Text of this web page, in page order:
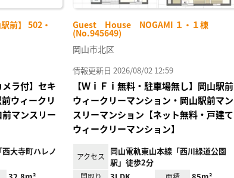
前】 502・
メラ付】セキ
ウィークリ
マンスリー
大寺町ハレノ
Guest House NOGAMI １・１棟
(No.945649)
岡山市北区
情報更新日 2026/08/02 12:59
【ＷｉＦｉ無料・駐車場無し】岡山駅前
ウィークリーマンション・岡山駅前マン
スリーマンション【ネット無料・戸建て
ウィークリーマンション】
アクセス
岡山電軌東山本線「西川緑道公園
駅」徒歩2分